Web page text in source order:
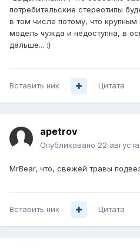
потребительские стереотипы
в том числе потому, что
модель чужда и недоступна, в
дальше... :)
Вставить ник Цитата
apetrov
Опубликовано 22
MrBear, что, свежей травы
Вставить ник Цитата